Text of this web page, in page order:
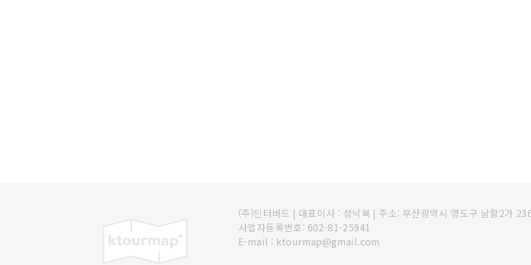
(주)인터버드 | 대표이사 : 성낙복 | 주소: 부산광역시 영도구 남항2가
사업자등록번호: 602-81-25941
E-mail : ktourmap@gmail.com